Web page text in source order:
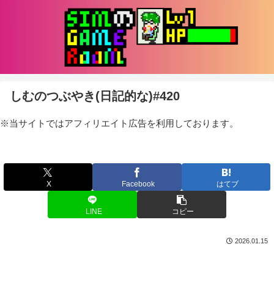
しむのつぶやき(日記的な)#420
※当サイトではアフィリエイト広告を利用しております。
X Facebook はてブ
LINE コピー
2026.01.15